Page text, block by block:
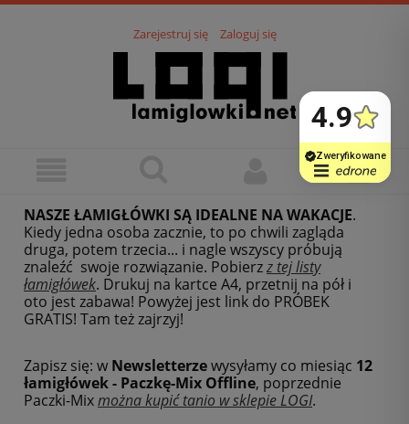
Zarejestruj się Zaloguj się
NASZE ŁAMIGŁÓWKI SĄ IDEALNE NA WAKACJE.
Kiedy jedna osoba zacznie, to po chwili zagląda
druga, potem trzecia... i nagle wszyscy próbują
znaleźć swoje rozwiązanie. Pobierzz tej listy
łamigłówek. Drukuj na kartce A4, przetnij na pół i
oto jest zabawa! Powyżej jest link do PRÓBEK
GRATIS! Tam też zajrzyj!
Zapisz się: w Newsletterzewysyłamy co miesiąc 12
łamigłówek - Paczkę-Mix Offline, poprzednie
Paczki-Mixmożna kupić tanio w sklepie LOGI.